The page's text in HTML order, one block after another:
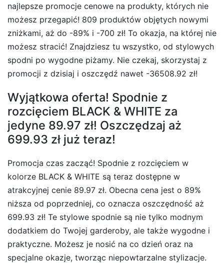
najlepsze promocje cenowe na produkty, których nie
możesz przegapić! 809 produktów objętych nowymi
zniżkami, aż do -89% i -700 zł! To okazja, na której nie
możesz stracić! Znajdziesz tu wszystko, od stylowych
spodni po wygodne piżamy. Nie czekaj, skorzystaj z
promocji z dzisiaj i oszczędź nawet -36508.92 zł!
Wyjątkowa oferta! Spodnie z
rozcięciem BLACK & WHITE za
jedyne 89.97 zł! Oszczędzaj aż
699.93 zł już teraz!
Promocja czas zacząć! Spodnie z rozcięciem w
kolorze BLACK & WHITE są teraz dostępne w
atrakcyjnej cenie 89.97 zł. Obecna cena jest o 89%
niższa od poprzedniej, co oznacza oszczędność aż
699.93 zł! Te stylowe spodnie są nie tylko modnym
dodatkiem do Twojej garderoby, ale także wygodne i
praktyczne. Możesz je nosić na co dzień oraz na
specjalne okazje, tworząc niepowtarzalne stylizacje.